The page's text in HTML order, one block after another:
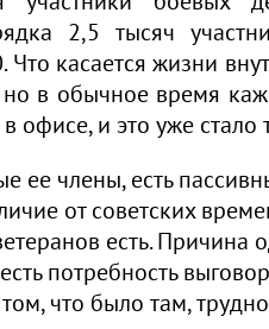
2,5 тысяч
Что касается жизни
в обычное время
офисе, и это уже стало
ее члены, есть
от советских
есть.
потребность
что было там,